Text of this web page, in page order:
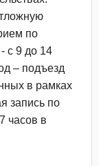
по
с 9 до 14
– подъезд
в рамках
запись по
часов в